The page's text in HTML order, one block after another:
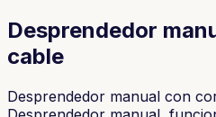
Desprendedor
cable
Desprendedor manual con